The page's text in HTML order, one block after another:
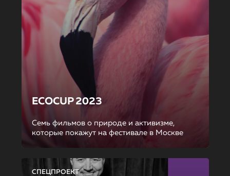
ECOCUP 2023
Семь фильмов о природе и активизме,
которые покажут на фестивале в Москве
СПЕЦПРОЕКТ